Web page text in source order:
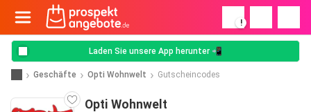
!
Laden Sie unsere App herunter 📲
Geschäfte Opti Wohnwelt Gutscheincodes
Opti Wohnwelt